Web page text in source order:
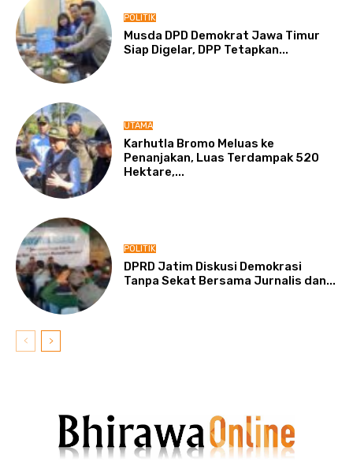
POLITIK
Musda DPD Demokrat Jawa Timur
Siap Digelar, DPP Tetapkan...
UTAMA
Karhutla Bromo Meluas ke
Penanjakan, Luas Terdampak 520
Hektare,...
POLITIK
DPRD Jatim Diskusi Demokrasi
Tanpa Sekat Bersama Jurnalis dan...